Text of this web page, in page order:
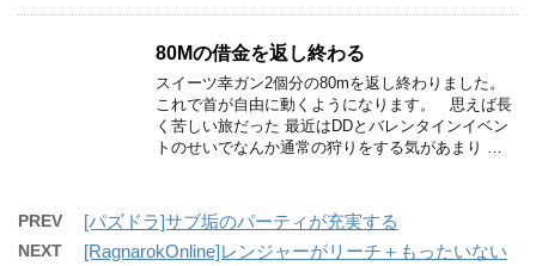
80Mの借金を返し終わる
スイーツ幸ガン2個分の80mを返し終わりました。
これで首が自由に動くようになります。 思えば長
く苦しい旅だった 最近はDDとバレンタインイベン
トのせいでなんか通常の狩りをする気があまり …
PREV [パズドラ]サブ垢のパーティが充実する
NEXT
[RagnarokOnline]レンジャーがリーチ＋もったいない